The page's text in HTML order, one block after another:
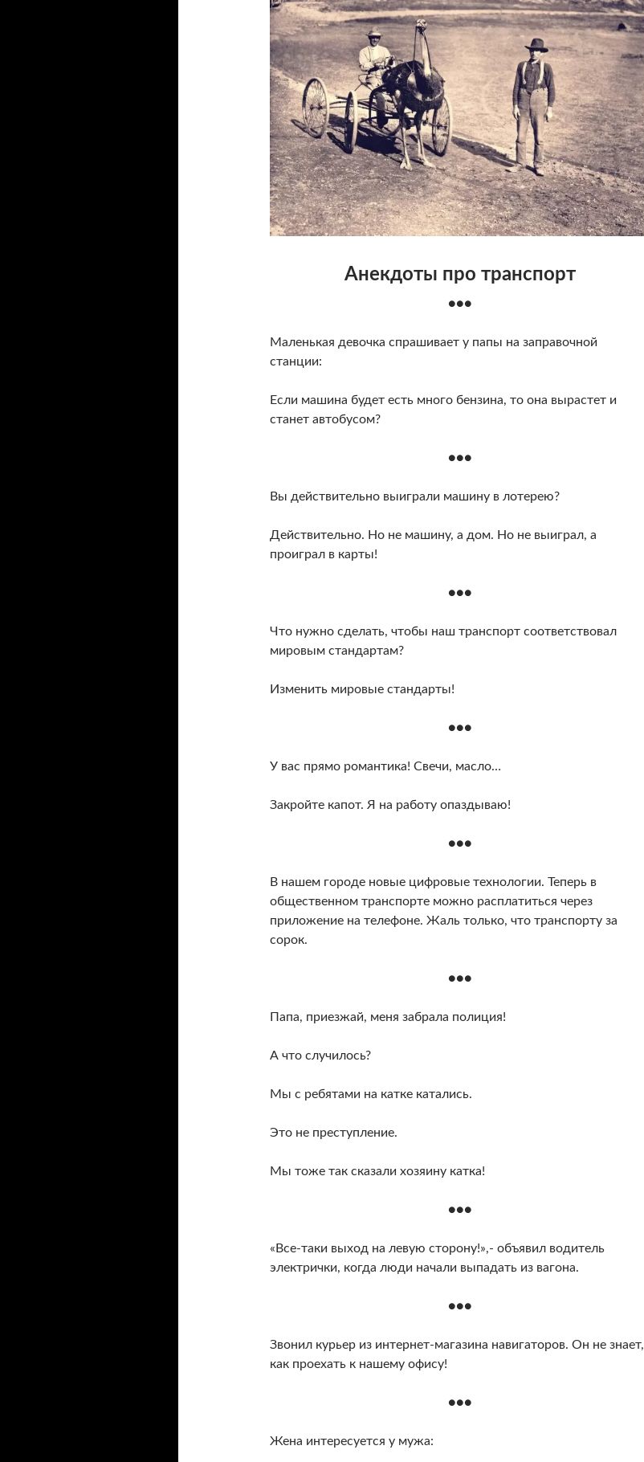
Анекдоты про транспорт
●●●
Маленькая девочка спрашивает у папы на заправочной
станции:
Если машина будет есть много бензина, то она вырастет и
станет автобусом?
●●●
Вы действительно выиграли машину в лотерею?
Действительно. Но не машину, а дом. Но не выиграл, а
проиграл в карты!
●●●
Что нужно сделать, чтобы наш транспорт соответствовал
мировым стандартам?
Изменить мировые стандарты!
●●●
У вас прямо романтика! Свечи, масло…
Закройте капот. Я на работу опаздываю!
●●●
В нашем городе новые цифровые технологии. Теперь в
общественном транспорте можно расплатиться через
приложение на телефоне. Жаль только, что транспорту за
сорок.
●●●
Папа, приезжай, меня забрала полиция!
А что случилось?
Мы с ребятами на катке катались.
Это не преступление.
Мы тоже так сказали хозяину катка!
●●●
«Все-таки выход на левую сторону!»,- объявил водитель
электрички, когда люди начали выпадать из вагона.
●●●
Звонил курьер из интернет-магазина навигаторов. Он не знает,
как проехать к нашему офису!
●●●
Жена интересуется у мужа: